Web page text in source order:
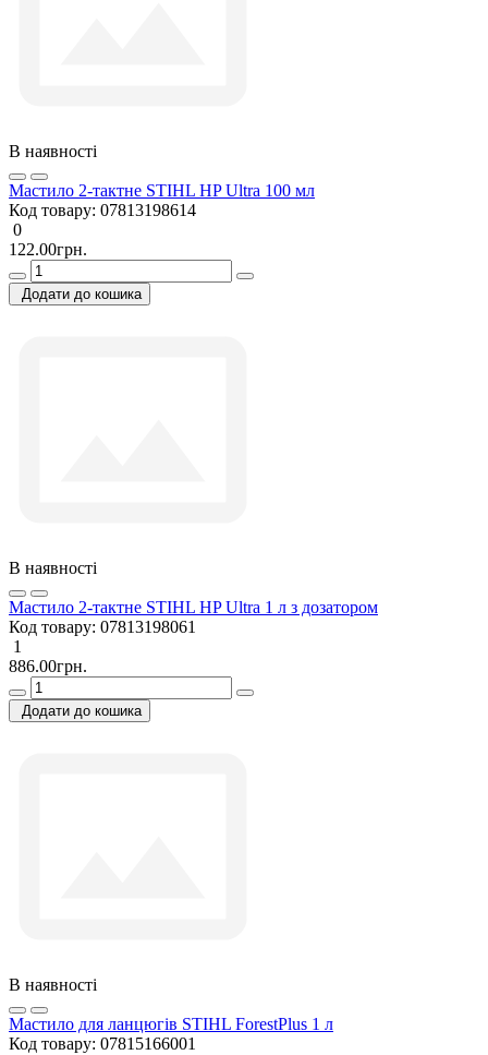
В наявності
Мастило 2-тактне STIHL HP Ultra 100 мл
Код товару: 07813198614
0
122.00грн.
Додати до кошика
В наявності
Мастило 2-тактне STIHL HP Ultra 1 л з дозатором
Код товару: 07813198061
1
886.00грн.
Додати до кошика
В наявності
Мастило для ланцюгів STIHL ForestPlus 1 л
Код товару: 07815166001